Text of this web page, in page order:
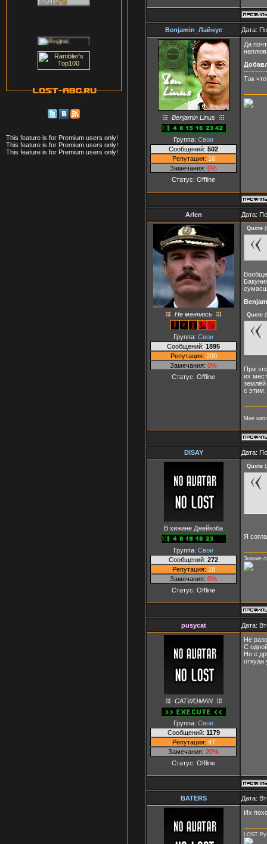
This feature is for Premium users only!
This feature is for Premium users only!
This feature is for Premium users only!
Benjamin_Лайнус Дата:
Benjamin Linus
Группа: Свои
Сообщений: 502
Репутация: 16
Замечания: 0%
Статус: Offline
Да
Так
Arlen Дата:
Не меняюсь
Группа: Свои
Сообщений: 1895
Репутация: 200
Замечания: 0%
Статус: Offline
Quote (
Quote (
При
их
землёй
с этим.
Мне
DISAY Дата:
В хижине Джейкоба
Группа: Свои
Сообщений: 272
Репутация: 18
Замечания: 0%
Статус: Offline
Quote (
Я
Знание
pusycat Дата:
CATWOMAN
Группа: Свои
Сообщений: 1179
Репутация: 47
Замечания: 20%
Статус: Offline
Не
С
Но с
откуда
BATERS
Дата:
Их
LOST